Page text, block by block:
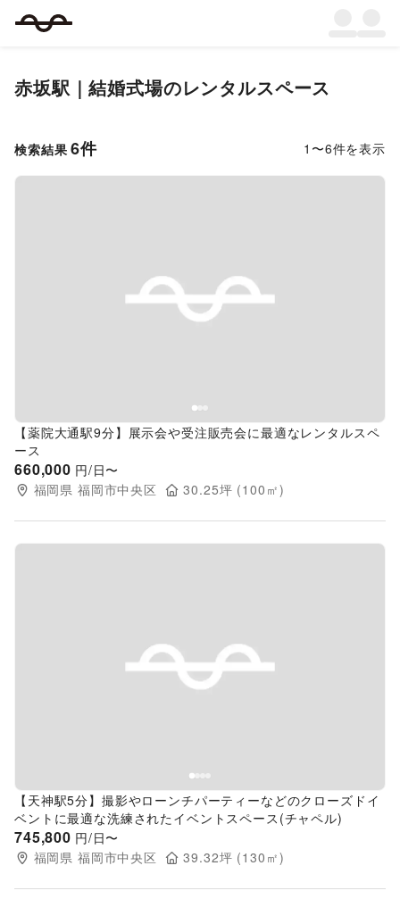
赤坂駅｜結婚式場のレンタルスペース
検索結果 6件 1 〜6件を表示
Previous slide
【薬院大通駅9分】展示会や受注販売会に最適なレンタルスペ
ース
660,000 円/日〜
福岡県 福岡市中央区 30.25坪 (100 ㎡)
Previous slide
【天神駅5分】撮影やローンチパーティーなどのクローズドイ
ベントに最適な洗練されたイベントスペース(チャペル)
745,800 円/日〜
福岡県 福岡市中央区 39.32坪 (130 ㎡)